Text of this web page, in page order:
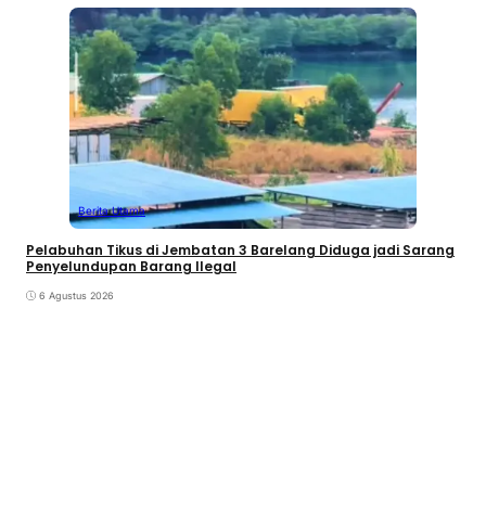
Berita Utama
Pelabuhan Tikus di Jembatan 3 Barelang Diduga jadi Sarang
Penyelundupan Barang Ilegal
6 Agustus 2026